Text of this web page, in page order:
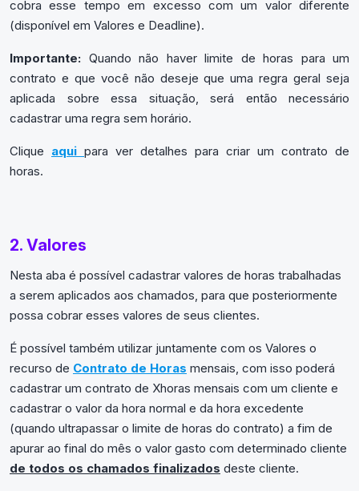
cobra esse tempo em excesso com um valor diferente
(disponível em Valores e Deadline).
Importante: Quando não haver limite de horas para um
contrato e que você não deseje que uma regra geral seja
aplicada sobre essa situação, será então necessário
cadastrar uma regra sem horário.
Clique aqui para ver detalhes para criar um contrato de
horas.
2. Valores
Nesta aba é possível cadastrar valores de horas trabalhadas
a serem aplicados aos chamados, para que posteriormente
possa cobrar esses valores de seus clientes.
É possível também utilizar juntamente com os Valores o
recurso de Contrato de Horas mensais, com isso poderá
cadastrar um contrato de Xhoras mensais com um cliente e
cadastrar o valor da hora normal e da hora excedente
(quando ultrapassar o limite de horas do contrato) a fim de
apurar ao final do mês o valor gasto com determinado cliente
de todos os chamados finalizados deste cliente.